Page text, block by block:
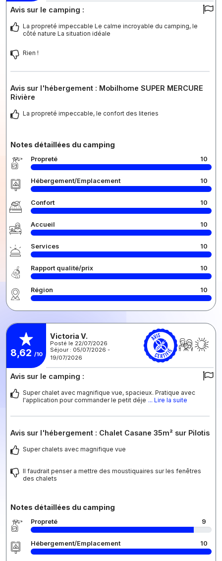
Avis sur le camping :
La propreté impeccable Le calme incroyable du camping, le
côté nature La situation idéale
Rien !
Avis sur l'hébergement : Mobilhome SUPER MERCURE
Rivière
La propreté impeccable, le confort des literies
Notes détaillées du camping
Propreté 10
Hébergement/Emplacement 10
Confort 10
Accueil 10
Services 10
Rapport qualité/prix 10
Région 10
8,62 /10
Victoria V.
Posté le 22/07/2026
Séjour : 05/07/2026 -
19/07/2026
Avis sur le camping :
Super chalet avec magnifique vue, spacieux. Pratique avec
l'application pour commander le petit déje ... Lire la suite
Avis sur l'hébergement : Chalet Casane 35m² sur Pilotis
Super chalets avec magnifique vue
Il faudrait penser a mettre des moustiquaires sur les fenêtres
des chalets
Notes détaillées du camping
Propreté 9
Hébergement/Emplacement 10